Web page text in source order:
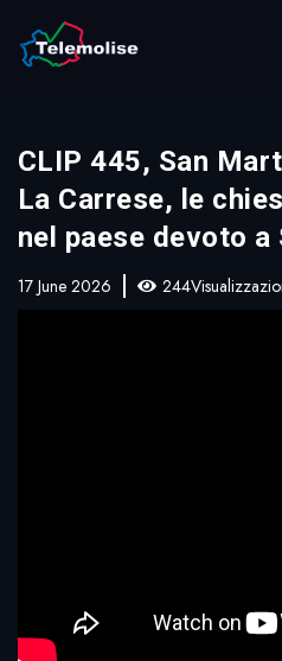
CLIP 445, San
La Carrese, le
nel paese devoto a
17 June 2026